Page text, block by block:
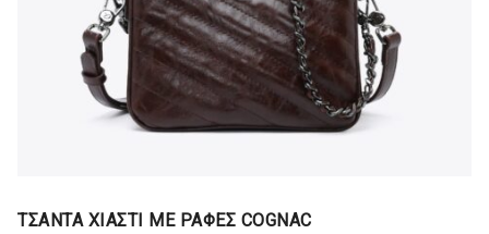
ΤΣΑΝΤΑ ΧΙΑΣΤΙ ΜΕ ΡΑΦΕΣ COGNAC